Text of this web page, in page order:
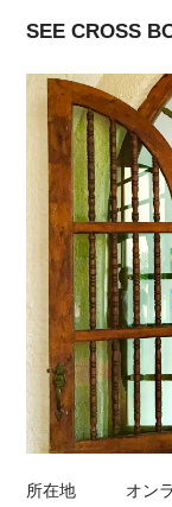
SEE CROSS
所在地
オン